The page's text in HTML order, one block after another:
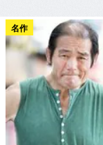
名作